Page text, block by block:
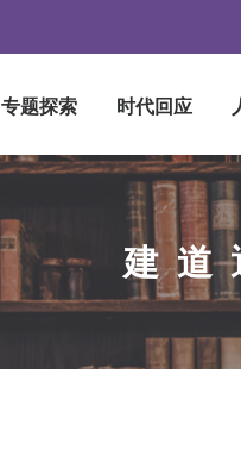
专题探索 时代回应
建